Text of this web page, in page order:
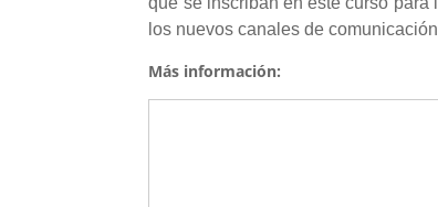
los nuevos canales de
Más información: